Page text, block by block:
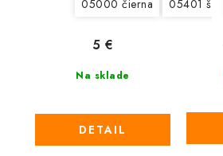
05000 čierna 05401
Na sklade
5 €
DETAIL